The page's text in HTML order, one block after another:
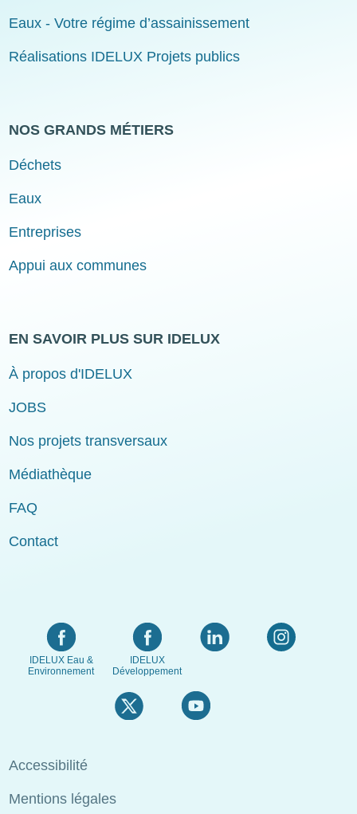
Eaux - Votre régime d’assainissement
Réalisations IDELUX Projets publics
NOS GRANDS MÉTIERS
Déchets
Eaux
Entreprises
Appui aux communes
EN SAVOIR PLUS SUR IDELUX
À propos d'IDELUX
JOBS
Nos projets transversaux
Médiathèque
FAQ
Contact
IDELUX Eau &
Environnement
IDELUX
Développement
Menu
Accessibilité
Mentions légales